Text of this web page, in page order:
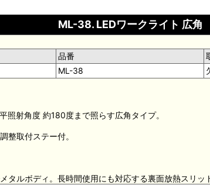
ML-38. LEDワークライト 広角
品番
ML-38
照射角度 約180度まで照らす広角タイプ。
整取付ステー付。
タルボディ。長時間使用にも対応する裏面放熱スリッ